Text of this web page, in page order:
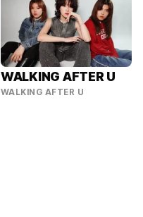
WALKING AFTER U
WALKING AFTER U